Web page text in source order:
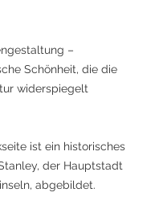
–
Schönheit, die die
widerspiegelt
ist ein historisches
der Hauptstadt
abgebildet.